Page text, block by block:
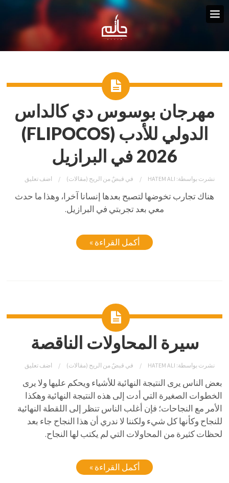
مهرجان بوسوس دي كالداس
الدولي للأدب (FLIPOCOS)
2026 في البرازيل
نشرت بواسطة: HATEM ALI في قبضٌ من الريح (مقالات) اضف تعليق
هناك تجارب تخوضها لتصبح بعدها إنسانا آخرا، وهذا ما حدث
معي بعد تجربتي في البرازيل.
أكمل القراءة »
سيرة المحاولات الناقصة
نشرت بواسطة: HATEM ALI في قبضٌ من الريح (مقالات) اضف تعليق
بعض الناس يرى النتيجة النهائية للأشياء ويحكم عليها ولا يرى
الخطوات الصغيرة التي أدت إلى هذه النتيجة النهائية وهكذا
الأمر مع النجاحات؛ فإن أغلب الناس تنظر إلى اللقطة النهائية
للنجاح وكأنها كل شيء ولكننا لا ندري أن هذا النجاح جاء بعد
لحظات كثيرة من المحاولات التي لم يكتب لها النجاح.
أكمل القراءة »